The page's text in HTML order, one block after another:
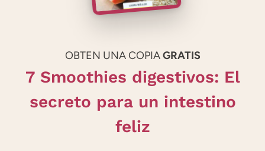
OBTEN UNA COPIAGRATIS
7 Smoothies digestivos: El
secreto para un intestino
feliz